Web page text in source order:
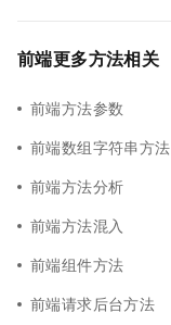
前端更多方法相关
前端方法参数
前端数组字符串方法
前端方法分析
前端方法混入
前端组件方法
前端请求后台方法